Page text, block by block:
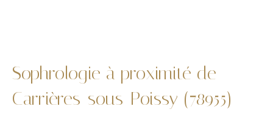
Sophrologie à proximité de
Carrières-sous-Poissy (78955)